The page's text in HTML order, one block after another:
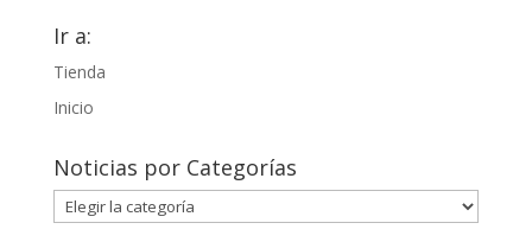
Ir a:
Tienda
Inicio
Noticias por Categorías
Noticias
por